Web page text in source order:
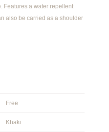
Features a water repellent
also be carried as a shoulder
Free
Khaki